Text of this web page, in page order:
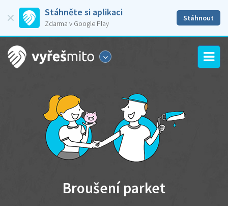
Stáhněte si aplikaci
Zdarma v Google Play
Stáhnout
Broušení parket